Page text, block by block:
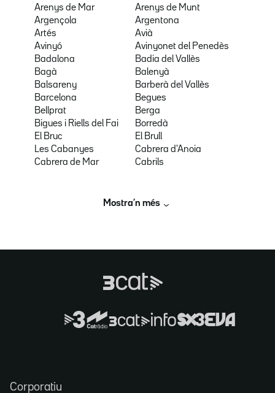
Arenys de Mar
Arenys de Munt
Argençola
Argentona
Artés
Avià
Avinyó
Avinyonet del Penedès
Badalona
Badia del Vallès
Bagà
Balenyà
Balsareny
Barberà del Vallès
Barcelona
Begues
Bellprat
Berga
Bigues i Riells del Fai
Borredà
El Bruc
El Brull
Les Cabanyes
Cabrera d'Anoia
Cabrera de Mar
Cabrils
Mostra’n més
Corporatiu